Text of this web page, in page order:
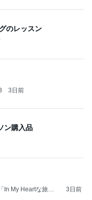
のレッスン
3日前
ン購入品
In My Heartな旅日
3日前